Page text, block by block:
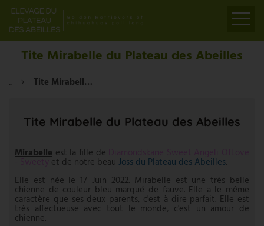
ACCUEIL
LIENS
PARTENAIRES
CONTACT
Tite Mirabelle du Plateau des Abeilles
... Tite Mirabelle du Plateau des Abeilles
Tite Mirabelle du Plateau des Abeilles
Mirabelle est la fille de
et de notre beau Joss du Plateau des Abeilles.
Elle est née le 17 Juin 2022. Mirabelle est une très belle
chienne de couleur bleu marqué de fauve. Elle a le même
caractère que ses deux parents, c'est à dire parfait. Elle est
très affectueuse avec tout le monde, c'est un amour de
chienne.